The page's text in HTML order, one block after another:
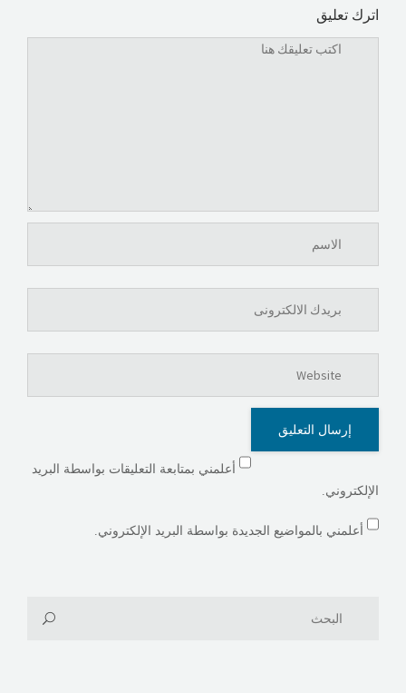
اترك تعليق
أعلمني بمتابعة التعليقات بواسطة البريد
الإلكتروني.
أعلمني بالمواضيع الجديدة بواسطة البريد الإلكتروني.